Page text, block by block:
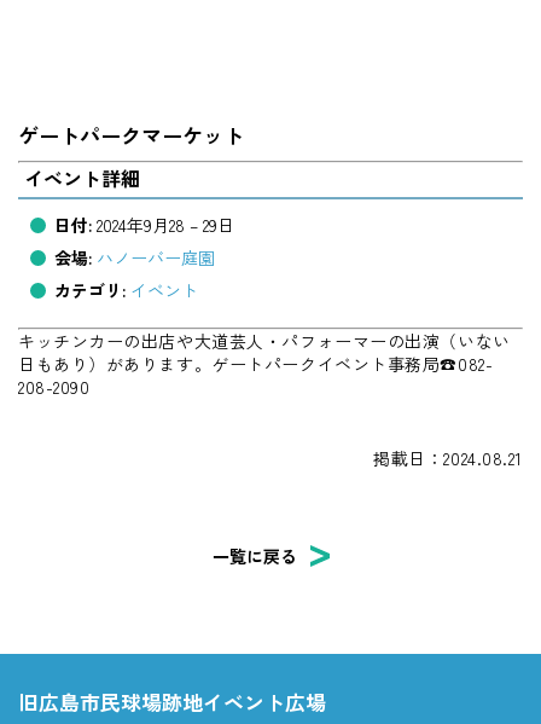
ゲートパークマーケット
イベント詳細
日付: 2024年9月28 – 29日
会場: ハノーバー庭園
カテゴリ: イベント
キッチンカーの出店や大道芸人・パフォーマーの出演（いない
日もあり）があります。ゲートパークイベント事務局☎082-
208-2090
掲載日：2024.08.21
一覧に戻る
旧広島市民球場跡地イベント広場